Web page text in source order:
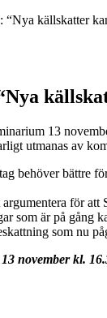
“Nya källskatter
13
utmanas av
behöver bättre
för
som är på gång
som nu
november kl.